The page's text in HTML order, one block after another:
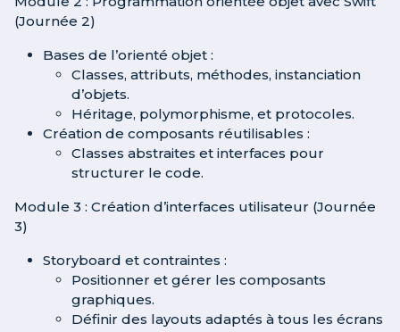
(Journée 2)
Bases de l’orienté objet :
Classes, attributs, méthodes, instanciation
d’objets.
Héritage, polymorphisme, et protocoles.
Création de composants réutilisables :
Classes abstraites et interfaces pour
structurer le code.
Module 3 : Création d’interfaces utilisateur (Journée
3)
Storyboard et contraintes :
Positionner et gérer les composants
graphiques.
Définir des layouts adaptés à tous les écrans